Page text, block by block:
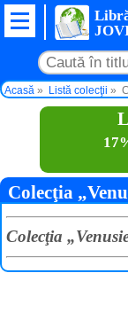
Acasă Listă colecţii
Colecţia
Colecţia